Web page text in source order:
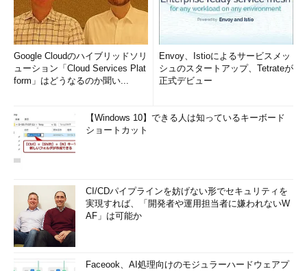
Google Cloudのハイブリッドソリ
ューション「Cloud Services Plat
form」はどうなるのか聞い...
Envoy、Istioによるサービスメッ
シュのスタートアップ、Tetrateが
正式デビュー
【Windows 10】できる人は知っているキーボード
ショートカット
CI/CDパイプラインを妨げない形でセキュリティを
実現すれば、「開発者や運用担当者に嫌われないW
AF」は可能か
Faceook、AI処理向けのモジュラーハードウェアプ